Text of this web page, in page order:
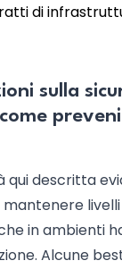
di
sulla
qui descritta
in ambienti
Alcune